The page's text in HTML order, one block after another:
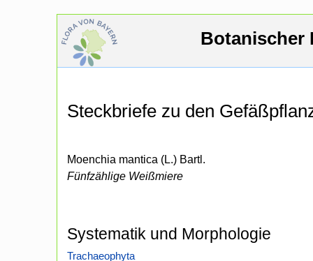
Botanischer
Steckbriefe zu den
Moenchia mantica (L.) Bartl.
Fünfzählige Weißmiere
Systematik und Morphologie
Trachaeophyta